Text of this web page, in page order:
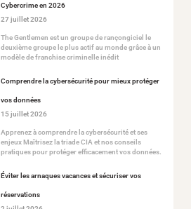
Cybercrime en 2026
27 juillet 2026
The Gentlemen est un groupe de rançongiciel le
deuxième groupe le plus actif au monde grâce à un
modèle de franchise criminelle inédit
Comprendre la cybersécurité pour mieux protéger
vos données
15 juillet 2026
Apprenez à comprendre la cybersécurité et ses
enjeux Maîtrisez la triade CIA et nos conseils
pratiques pour protéger efficacement vos données.
Éviter les arnaques vacances et sécuriser vos
réservations